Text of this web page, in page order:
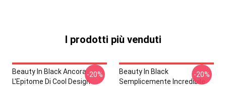
I prodotti più venduti
Beauty In Black Ancora
L'Epitome Di Cool Design
-20%
Beauty In Black
Semplicemente Incredibile
-20%